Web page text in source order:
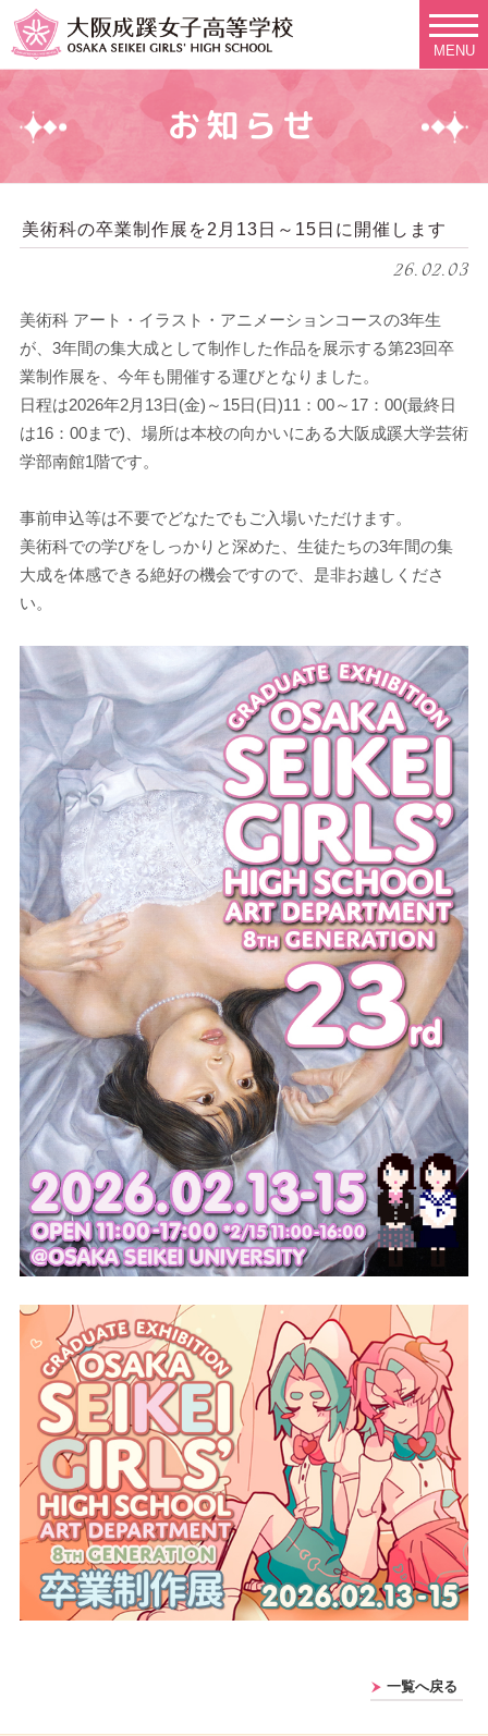
MENU
お知らせ
美術科の卒業制作展を2月13日～15日に開催します
26.02.03
美術科 アート・イラスト・アニメーションコースの3年生
が、3年間の集大成として制作した作品を展示する第23回卒
業制作展を、今年も開催する運びとなりました。
日程は2026年2月13日(金)～15日(日)11：00～17：00(最終日
は16：00まで)、場所は本校の向かいにある大阪成蹊大学芸術
学部南館1階です。
事前申込等は不要でどなたでもご入場いただけます。
美術科での学びをしっかりと深めた、生徒たちの3年間の集
大成を体感できる絶好の機会ですので、是非お越しくださ
い。
一覧へ戻る